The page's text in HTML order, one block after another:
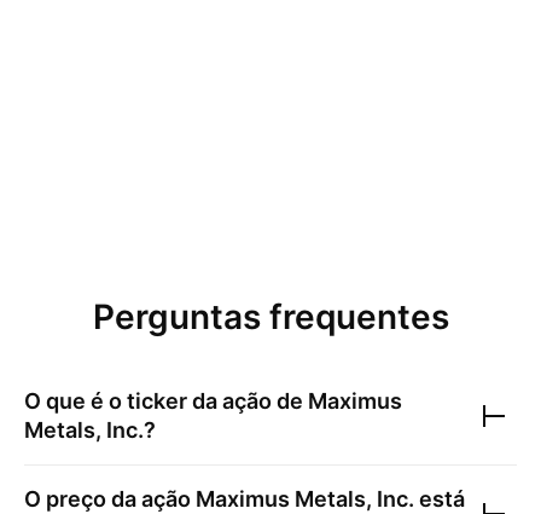
Perguntas frequentes
O que é o ticker da ação de Maximus
Metals, Inc.?
O preço da ação Maximus Metals, Inc. está